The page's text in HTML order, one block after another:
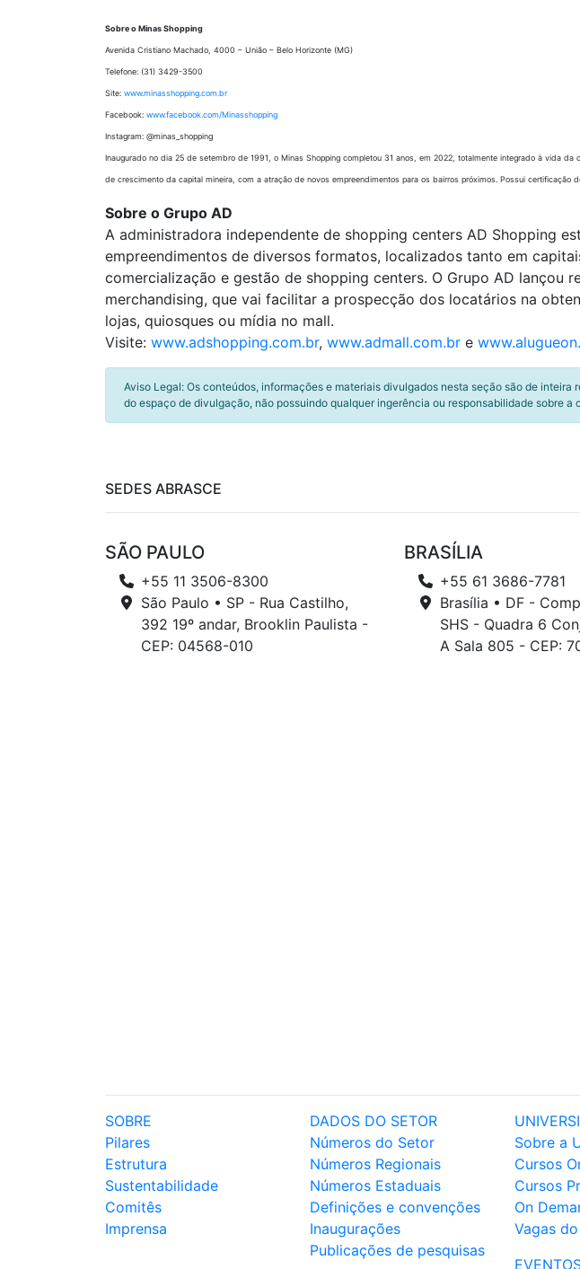
Sobre o Minas Shopping
Avenida Cristiano Machado, 4000 – União – Belo Horizonte (MG)
Telefone: (31) 3429-3500
Site: www.minasshopping.com.br
Facebook: www.facebook.com/Minasshopping
Instagram: @minas_shopping
Inaugurado no dia 25 de setembro de 1991, o Minas Shopping completou 31 anos, em 2022, totalmente integrado à vida
de crescimento da capital mineira, com a atração de novos empreendimentos para os bairros próximos. Possui
Sobre o Grupo AD
A administradora independente de shopping centers AD Shopping
empreendimentos de diversos formatos, localizados tanto em
comercialização e gestão de shopping centers. O Grupo AD lançou
merchandising, que vai facilitar a prospecção dos locatários na
lojas, quiosques ou mídia no mall.
Visite: www.adshopping.com.br, www.admall.com.br e
Aviso Legal: Os conteúdos, informações e materiais divulgados nesta seção são de
do espaço de divulgação, não possuindo qualquer ingerência ou responsabilidade sobre
SEDES ABRASCE
SÃO PAULO
+55 11 3506-8300
São Paulo • SP - Rua Castilho,
392 19º andar, Brooklin Paulista -
CEP: 04568-010
BRASÍLIA
+55 61 3686-7781
Brasília • DF -
SHS - Quadra 6
A Sala 805 - CEP:
SOBRE
Pilares
Estrutura
Sustentabilidade
Comitês
Imprensa
DADOS DO SETOR
Números do Setor
Números Regionais
Números Estaduais
Definições e convenções
Inaugurações
Publicações de pesquisas
Sobre a
Cursos
Cursos
On
Vagas